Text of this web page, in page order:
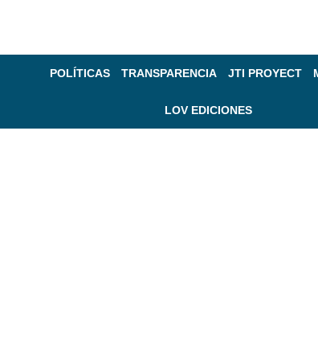
POLÍTICAS TRANSPARENCIA JTI PROYECT
LOV EDICIONES